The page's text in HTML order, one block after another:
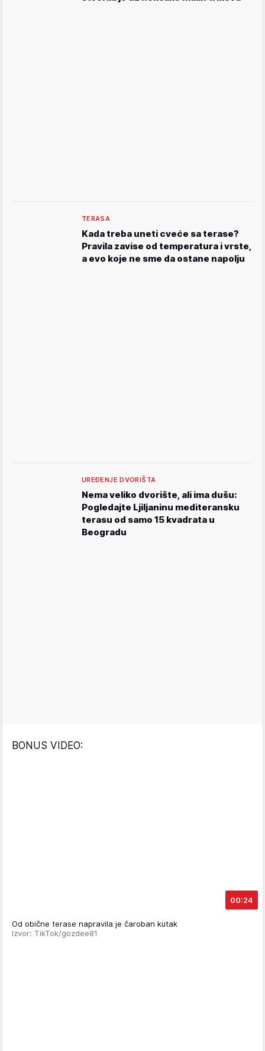
TERASA
Kada treba uneti cveće sa terase?
Pravila zavise od temperatura i vrste,
a evo koje ne sme da ostane napolju
UREĐENJE DVORIŠTA
Nema veliko dvorište, ali ima dušu:
Pogledajte Ljiljaninu mediteransku
terasu od samo 15 kvadrata u
Beogradu
BONUS VIDEO:
00:24
Od obične terase napravila je čaroban kutak
Izvor: TikTok/gozdee81